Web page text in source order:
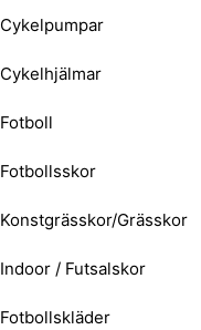
Cykelpumpar
Cykelhjälmar
Fotboll
Fotbollsskor
Konstgrässkor/Grässkor
Indoor / Futsalskor
Fotbollskläder